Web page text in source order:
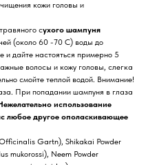
кожи головы и
сухого шампуня
(около 60 -70 С) воды до
и дайте настояться примерно 5
волосы и кожу головы, слегка
смойте теплой водой. Внимание!
При попадании шампуня в глаза
использование
любое другое ополаскивающее
Gartn), Shikakai Powder
mukorossi), Neem Powder